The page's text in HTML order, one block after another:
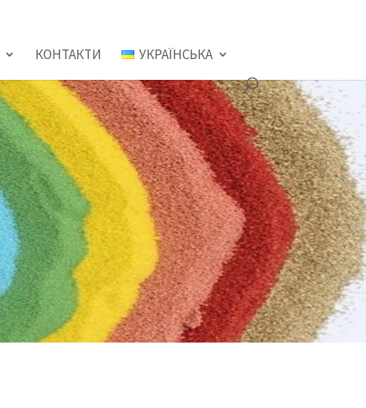
КОНТАКТИ УКРАЇНСЬКА